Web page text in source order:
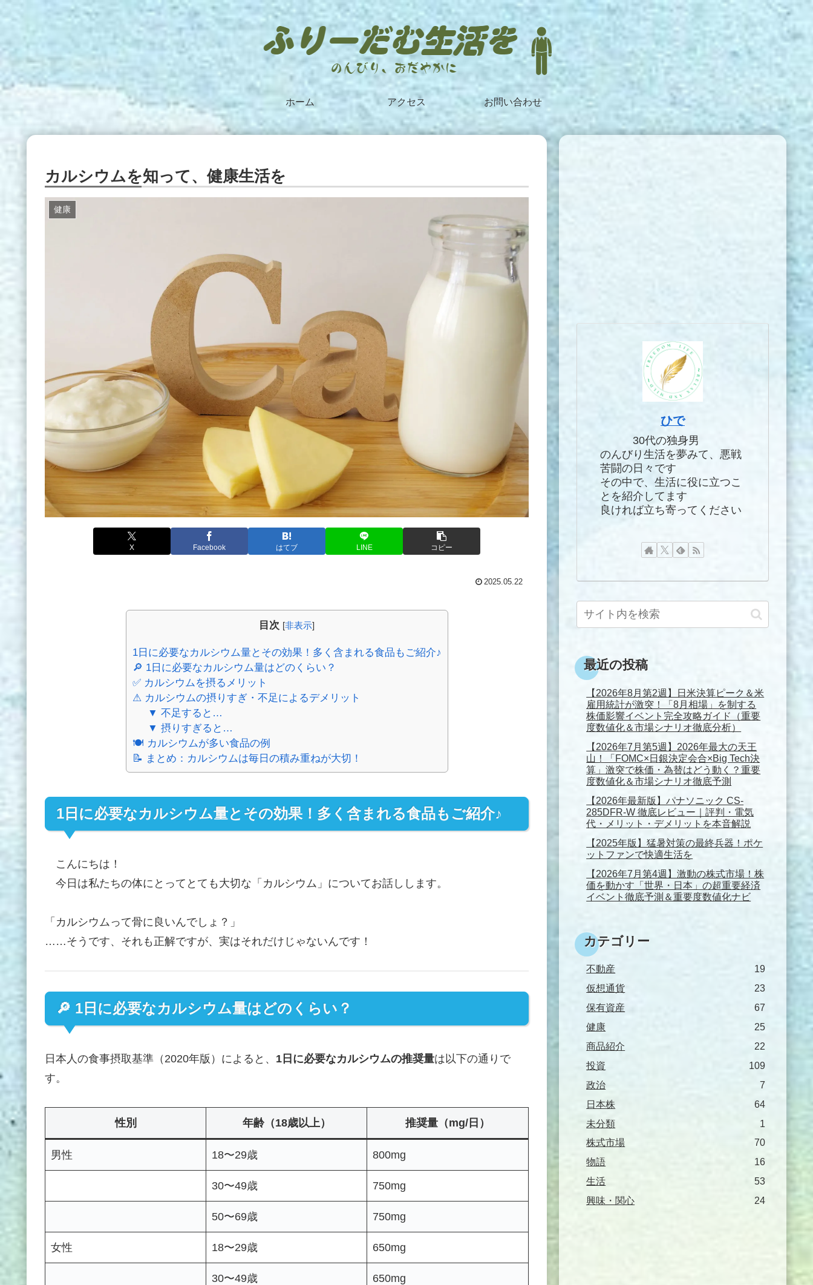
ホーム アクセス お問い合わせ
カルシウムを知って、健康生活を
健康
X Facebook はてブ LINE コピー
2025.05.22
目次 [非表示]
1日に必要なカルシウム量とその効果！多く含まれる食品もご紹介♪
🔎 1日に必要なカルシウム量はどのくらい？
✅ カルシウムを摂るメリット
⚠ カルシウムの摂りすぎ・不足によるデメリット
▼ 不足すると…
▼ 摂りすぎると…
🍽 カルシウムが多い食品の例
📝 まとめ：カルシウムは毎日の積み重ねが大切！
1日に必要なカルシウム量とその効果！多く含まれる食品もご紹介♪
こんにちは！
今日は私たちの体にとってとても大切な「カルシウム」についてお話しします。
「カルシウムって骨に良いんでしょ？」
……そうです、それも正解ですが、実はそれだけじゃないんです！
🔎 1日に必要なカルシウム量はどのくらい？
日本人の食事摂取基準（2020年版）によると、 1日に必要なカルシウムの推奨量は以下の通りで
す。
性別 年齢（18歳以上） 推奨量（mg/日）
男性 18〜29歳 800mg
30〜49歳 750mg
50〜69歳 750mg
女性 18〜29歳 650mg
30〜49歳 650mg
ひで
30代の独身男
のんびり生活を夢みて、悪戦
苦闘の日々です
その中で、生活に役に立つこ
とを紹介してます
良ければ立ち寄ってください
最近の投稿
【2026年8月第2週】日米決算ピーク＆米
雇用統計が激突！「8月相場」を制する
株価影響イベント完全攻略ガイド（重要
度数値化＆市場シナリオ徹底分析）
【2026年7月第5週】2026年最大の天王
山！「FOMC×日銀決定会合×Big Tech決
算」激突で株価・為替はどう動く？重要
度数値化＆市場シナリオ徹底予測
【2026年最新版】パナソニック CS-
285DFR-W 徹底レビュー｜評判・電気
代・メリット・デメリットを本音解説
【2025年版】猛暑対策の最終兵器！ポケ
ットファンで快適生活を
【2026年7月第4週】激動の株式市場！株
価を動かす「世界・日本」の超重要経済
イベント徹底予測＆重要度数値化ナビ
カテゴリー
不動産
19
仮想通貨
23
保有資産
67
健康
25
商品紹介
22
投資
109
政治
7
日本株
64
未分類
1
株式市場
70
物語
16
生活
53
興味・関心
24